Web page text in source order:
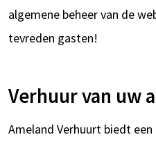
algemene beheer van de
tevreden gasten!
Verhuur van uw
Ameland Verhuurt biedt